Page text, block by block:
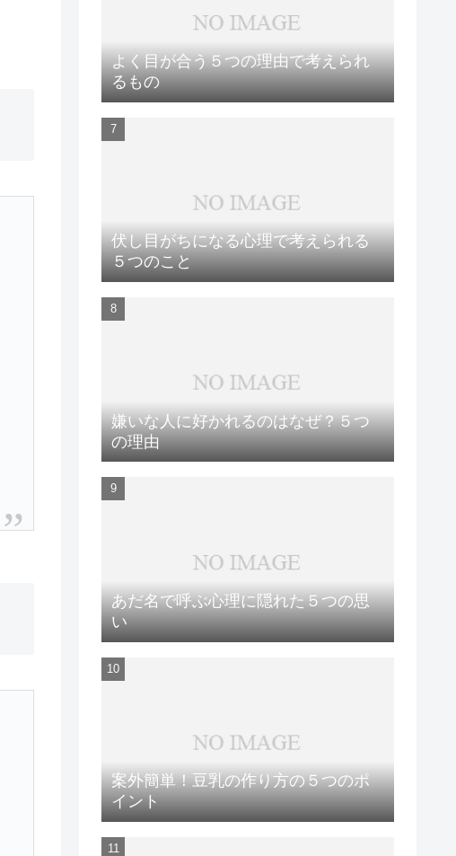
よく目が合う５つの理由で考えられ
るもの
伏し目がちになる心理で考えられる
５つのこと
嫌いな人に好かれるのはなぜ？５つ
の理由
あだ名で呼ぶ心理に隠れた５つの思
い
案外簡単！豆乳の作り方の５つのポ
イント